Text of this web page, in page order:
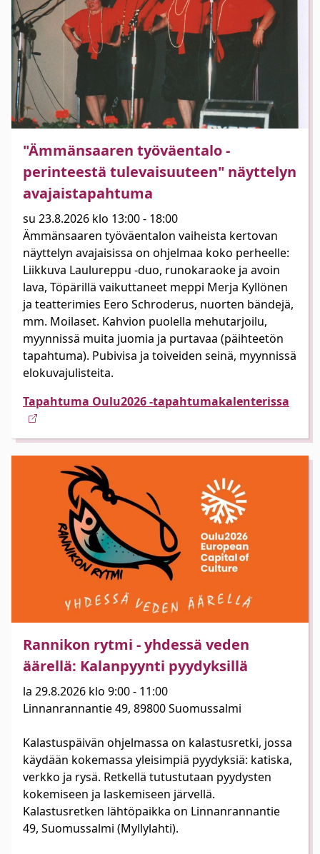
"Ämmänsaaren työväentalo -
perinteestä tulevaisuuteen" näyttelyn
avajaistapahtuma
su 23.8.2026 klo 13:00 - 18:00
Ämmänsaaren työväentalon vaiheista kertovan
näyttelyn avajaisissa on ohjelmaa koko perheelle:
Liikkuva Laulureppu -duo, runokaraoke ja avoin
lava, Töpärillä vaikuttaneet meppi Merja Kyllönen
ja teatterimies Eero Schroderus, nuorten bändejä,
mm. Moilaset. Kahvion puolella mehutarjoilu,
myynnissä muita juomia ja purtavaa (päihteetön
tapahtuma). Pubivisa ja toiveiden seinä, myynnissä
elokuvajulisteita.
Tapahtuma Oulu2026 -tapahtumakalenterissa
Rannikon rytmi - yhdessä veden
äärellä: Kalanpyynti pyydyksillä
la 29.8.2026 klo 9:00 - 11:00
Linnanrannantie 49, 89800 Suomussalmi
Kalastuspäivän ohjelmassa on kalastusretki, jossa
käydään kokemassa yleisimpiä pyydyksiä: katiska,
verkko ja rysä. Retkellä tutustutaan pyydysten
kokemiseen ja laskemiseen järvellä.
Kalastusretken lähtöpaikka on Linnanrannantie
49, Suomussalmi (Myllylahti).